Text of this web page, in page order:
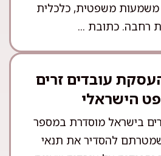
משמעות משפטית, כלכלית
רחבה. כתובת ...
עובדים זרים
הישראלי
בישראל מוסדרת במספר
להסדיר את תנאי